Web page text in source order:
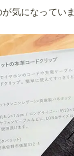
気になっていま